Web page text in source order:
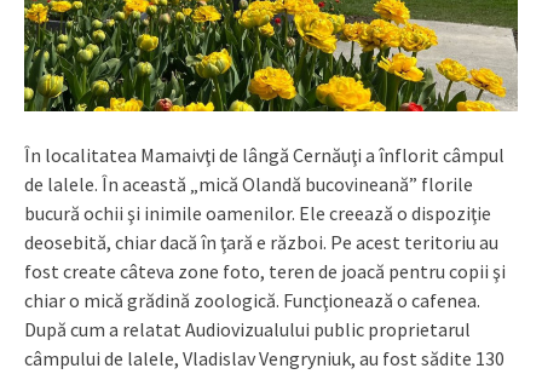
În localitatea Mamaivţi de lângă Cernăuţi a înflorit câmpul
de lalele. În această „mică Olandă bucovineană” florile
bucură ochii şi inimile oamenilor. Ele creează o dispoziţie
deosebită, chiar dacă în ţară e război. Pe acest teritoriu au
fost create câteva zone foto, teren de joacă pentru copii şi
chiar o mică grădină zoologică. Funcţionează o cafenea.
După cum a relatat Audiovizualului public proprietarul
câmpului de lalele, Vladislav Vengryniuk, au fost sădite 130